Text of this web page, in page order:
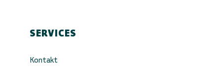
SERVICES
Kontakt